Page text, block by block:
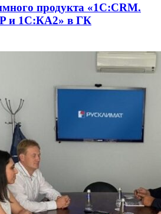
продукта «1С:CRM.
и 1С:КА2» в ГК